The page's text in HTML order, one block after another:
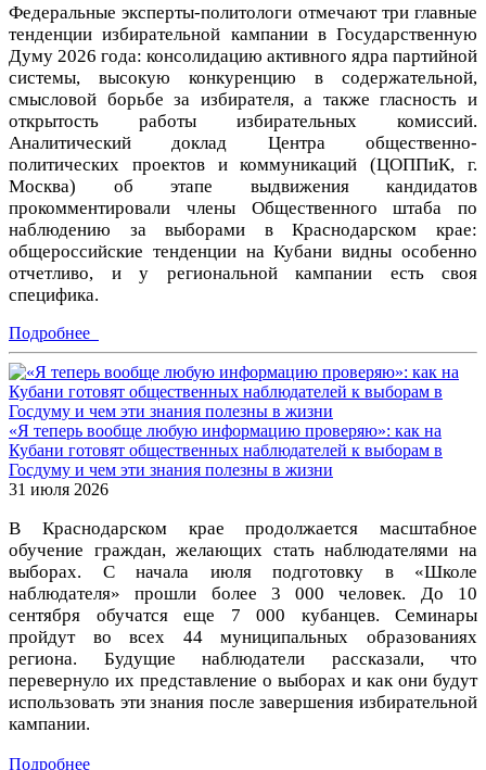
Федеральные эксперты-политологи отмечают три главные
тенденции избирательной кампании в Государственную
Думу 2026 года: консолидацию активного ядра партийной
системы, высокую конкуренцию в содержательной,
смысловой борьбе за избирателя, а также гласность и
открытость работы избирательных комиссий.
Аналитический доклад Центра общественно-
политических проектов и коммуникаций (ЦОППиК, г.
Москва) об этапе выдвижения кандидатов
прокомментировали члены Общественного штаба по
наблюдению за выборами в Краснодарском крае:
общероссийские тенденции на Кубани видны особенно
отчетливо, и у региональной кампании есть своя
специфика.
Подробнее
«Я теперь вообще любую информацию проверяю»: как на
Кубани готовят общественных наблюдателей к выборам в
Госдуму и чем эти знания полезны в жизни
31 июля 2026
В Краснодарском крае продолжается масштабное
обучение граждан, желающих стать наблюдателями на
выборах. С начала июля подготовку в «Школе
наблюдателя» прошли более 3 000 человек. До 10
сентября обучатся еще 7 000 кубанцев. Семинары
пройдут во всех 44 муниципальных образованиях
региона. Будущие наблюдатели рассказали, что
перевернуло их представление о выборах и как они будут
использовать эти знания после завершения избирательной
кампании.
Подробнее